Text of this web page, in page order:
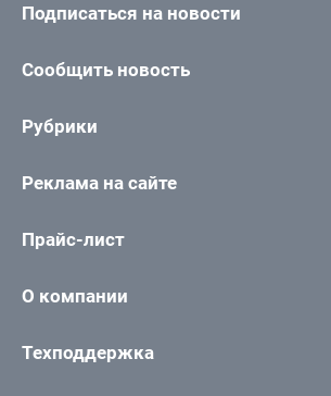
Подписаться на новости
Сообщить новость
Рубрики
Реклама на сайте
Прайс-лист
О компании
Техподдержка